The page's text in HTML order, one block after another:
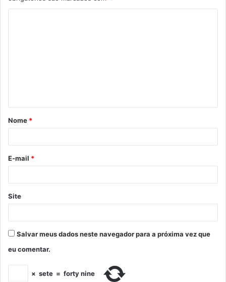
Nome *
E-mail *
Site
Salvar meus dados neste navegador para a próxima vez que
eu comentar.
× sete = forty nine